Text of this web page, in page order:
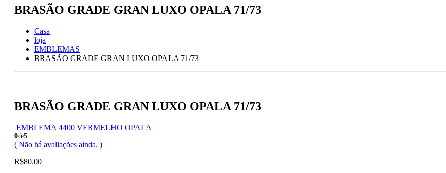
BRASÃO GRADE GRAN LUXO OPALA 71/73
Casa
loja
EMBLEMAS
BRASÃO GRADE GRAN LUXO OPALA 71/73
BRASÃO GRADE GRAN LUXO OPALA 71/73
EMBLEMA 4400 VERMELHO OPALA
0de 5
( Não há avaliações ainda. )
R$80.00